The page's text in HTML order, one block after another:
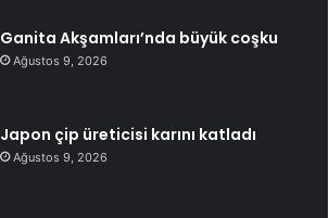
Ganita Akşamları’nda büyük coşku
Ağustos 9, 2026
Japon çip üreticisi karını katladı
Ağustos 9, 2026